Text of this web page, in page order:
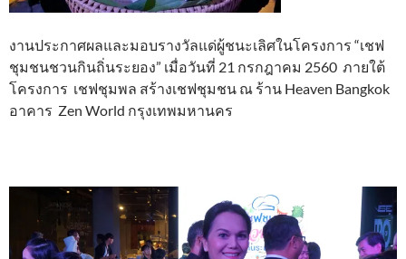
งานประกาศผลและมอบรางวัลแด่ผู้ชนะเลิศในโครงการ “เชฟ
ชุมชนชวนกินถิ่นระยอง” เมื่อวันที่ 21 กรกฎาคม 2560 ภายใต้
โครงการ เชฟชุมพล สร้างเชฟชุมชน ณ ร้าน Heaven Bangkok
อาคาร Zen World กรุงเทพมหานคร